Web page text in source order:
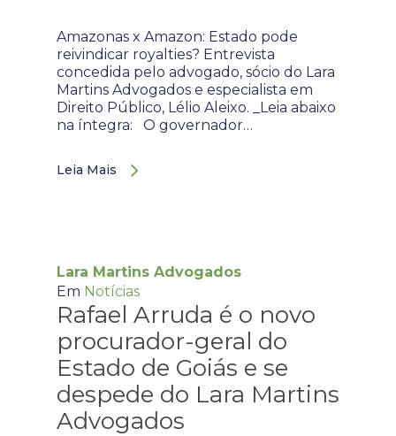
Amazonas x Amazon: Estado pode
reivindicar royalties? Entrevista
concedida pelo advogado, sócio do Lara
Martins Advogados e especialista em
Direito Público, Lélio Aleixo. _Leia abaixo
na íntegra: O governador…
Leia Mais
Lara Martins Advogados
Em Notícias
Rafael Arruda é o novo
procurador-geral do
Estado de Goiás e se
despede do Lara Martins
Advogados